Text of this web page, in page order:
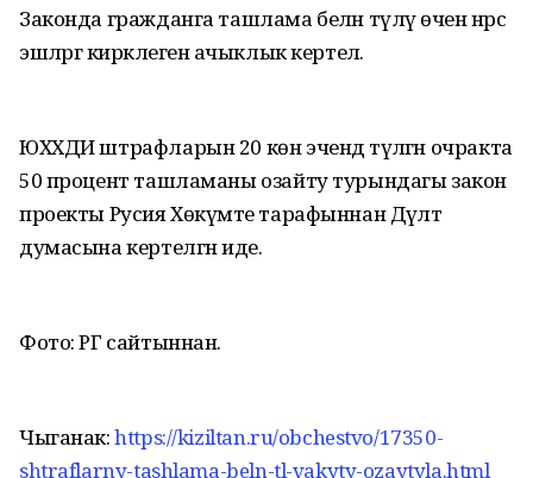
Законда гражданга ташлама белән түләү өчен нәрсә
эшләргә кирәклегенә ачыклык кертелә.
ЮХХДИ штрафларын 20 көн эчендә түләгән очракта
50 процент ташламаны озайту турындагы закон
проекты Русия Хөкүмәте тарафыннан Дәүләт
думасына кертелгән иде.
Фото: РГ сайтыннан.
Чыганак:https://kiziltan.ru/obchestvo/17350-
shtraflarny-tashlama-beln-tl-vakyty-ozaytyla.html